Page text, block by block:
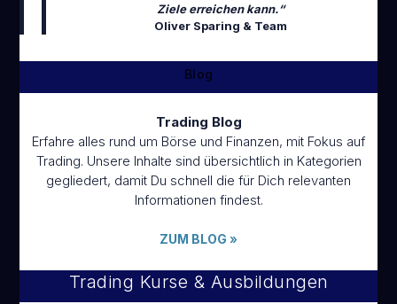
Ziele erreichen kann.“
Oliver Sparing & Team
Blog
Trading Blog
Erfahre alles rund um Börse und Finanzen, mit Fokus auf
Trading. Unsere Inhalte sind übersichtlich in Kategorien
gegliedert, damit Du schnell die für Dich relevanten
Informationen findest.
ZUM BLOG »
Trading Kurse & Ausbildungen